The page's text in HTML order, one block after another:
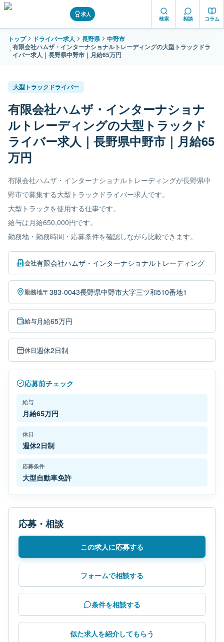
求人
検索 相談 コラム
トップ ドライバー求人 長野県
中野市
有限会社ハムザ・インターナショナルトレーディングの大型トラックドラ
イバー求人｜長野県中野市｜月給65万円
大型トラックドライバー
有限会社ハムザ・インターナショナ
ルトレーディングの大型トラックド
ライバー求人｜長野県中野市｜月給65
万円
有限会社ハムザ・インターナショナルトレーディングが長野県中
野市で募集する大型トラックドライバー求人です。
大型トラックを使用する仕事です。
給与は月給650,000円です。
勤務地・勤務時間・応募条件を確認しながら比較できます。
会社有限会社ハムザ・インターナショナルトレーディング
勤務地〒383-0043長野県中野市大字三ツ和510番地1
給与月給65万円
休日週休2日制
応募前チェック
給与
月給65万円
休日
週休2日制
応募条件
大型自動車免許
応募・相談
この求人に応募する
フォームで相談する
条件を相談する
似た求人を紹介してもらう